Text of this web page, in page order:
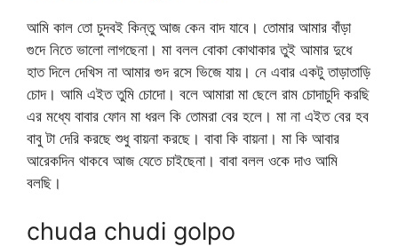
আমি কাল তো চুদবই কিন্তু আজ কেন বাদ যাবে। তোমার আমার বাঁড়া
গুদে নিতে ভালো লাগছেনা। মা বলল বোকা কোথাকার তুই আমার দুধে
হাত দিলে দেখিস না আমার গুদ রসে ভিজে যায়। নে এবার একটু তাড়াতাড়ি
চোদ। আমি এইত তুমি চোদো। বলে আমারা মা ছেলে রাম চোদাচুদি করছি
এর মধ্যে বাবার ফোন মা ধরল কি তোমরা বের হলে। মা না এইত বের হব
বাবু টা দেরি করছে শুধু বায়না করছে। বাবা কি বায়না। মা কি আবার
আরেকদিন থাকবে আজ যেতে চাইছেনা। বাবা বলল ওকে দাও আমি
বলছি।
chuda chudi golpo